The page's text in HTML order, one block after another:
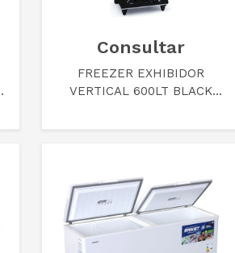
Consultar
FREEZER EXHIBIDOR
VERTICAL 600LT BLACK